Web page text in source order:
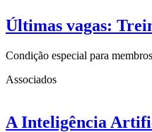
Últimas vagas:
Condição especial para
Associados
A Inteligência